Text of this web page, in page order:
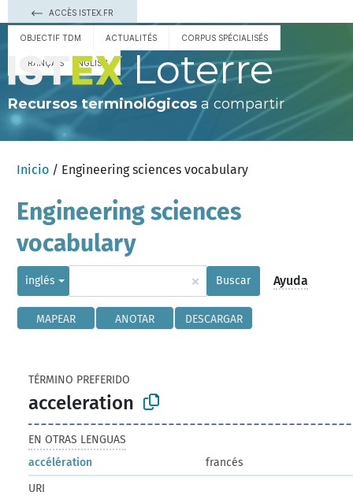
ACCÈS ISTEX.FR
OBJECTIF TDM ACTUALITÉS CORPUS SPÉCIALISÉS
FRANÇAIS ENGLISH Loterre
Recursos terminológicos a compartir
Inicio / Engineering sciences vocabulary
Engineering sciences
vocabulary
inglés × Buscar Ayuda
MAPEAR ANOTAR DESCARGAR
TÉRMINO PREFERIDO
acceleration
EN OTRAS LENGUAS
accélération
francés
URI